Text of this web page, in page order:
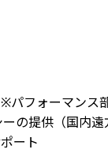
パフォーマンス
の提供（国内
ート